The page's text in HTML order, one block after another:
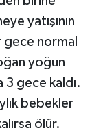
yatışının
gece normal
yoğun
3 gece kaldı.
bebekler
ölür.